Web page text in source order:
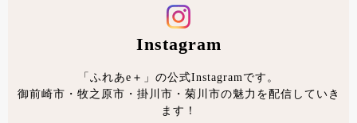
Instagram
「ふれあe＋」の公式Instagramです。
御前崎市・牧之原市・掛川市・菊川市の魅力を配信していき
ます！